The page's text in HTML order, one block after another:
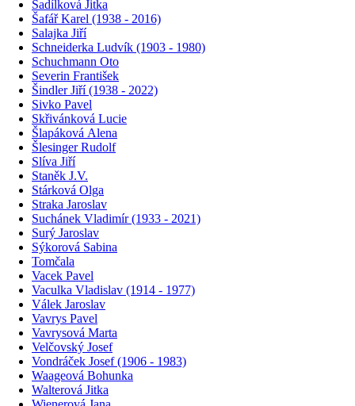
Sadílková Jitka
Šafář Karel (1938 - 2016)
Salajka Jiří
Schneiderka Ludvík (1903 - 1980)
Schuchmann Oto
Severin František
Šindler Jiří (1938 - 2022)
Sivko Pavel
Skřivánková Lucie
Šlapáková Alena
Šlesinger Rudolf
Slíva Jiří
Staněk J.V.
Stárková Olga
Straka Jaroslav
Suchánek Vladimír (1933 - 2021)
Surý Jaroslav
Sýkorová Sabina
Tomčala
Vacek Pavel
Vaculka Vladislav (1914 - 1977)
Válek Jaroslav
Vavrys Pavel
Vavrysová Marta
Velčovský Josef
Vondráček Josef (1906 - 1983)
Waageová Bohunka
Walterová Jitka